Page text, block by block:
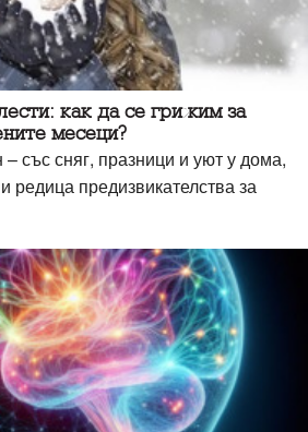
как да се грижим за
месеци?
със сняг, празници и уют у дома,
редица предизвикателства за